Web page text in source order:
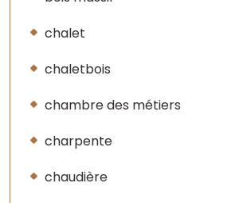
chalet
chaletbois
chambre des métiers
charpente
chaudière